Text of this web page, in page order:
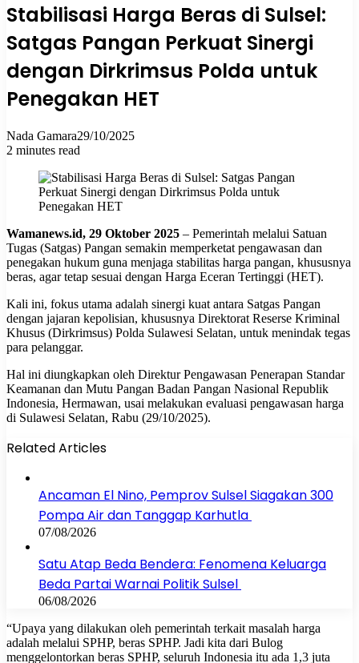
Stabilisasi Harga Beras di Sulsel:
Satgas Pangan Perkuat Sinergi
dengan Dirkrimsus Polda untuk
Penegakan HET
Nada Gamara29/10/2025
2 minutes read
Wamanews.id, 29 Oktober 2025 – Pemerintah melalui Satuan
Tugas (Satgas) Pangan semakin memperketat pengawasan dan
penegakan hukum guna menjaga stabilitas harga pangan, khususnya
beras, agar tetap sesuai dengan Harga Eceran Tertinggi (HET).
Kali ini, fokus utama adalah sinergi kuat antara Satgas Pangan
dengan jajaran kepolisian, khususnya Direktorat Reserse Kriminal
Khusus (Dirkrimsus) Polda Sulawesi Selatan, untuk menindak tegas
para pelanggar.
Hal ini diungkapkan oleh Direktur Pengawasan Penerapan Standar
Keamanan dan Mutu Pangan Badan Pangan Nasional Republik
Indonesia, Hermawan, usai melakukan evaluasi pengawasan harga
di Sulawesi Selatan, Rabu (29/10/2025).
Related Articles
Ancaman El Nino, Pemprov Sulsel Siagakan 300
Pompa Air dan Tanggap Karhutla
07/08/2026
Satu Atap Beda Bendera: Fenomena Keluarga
Beda Partai Warnai Politik Sulsel
06/08/2026
“Upaya yang dilakukan oleh pemerintah terkait masalah harga
adalah melalui SPHP, beras SPHP. Jadi kita dari Bulog
menggelontorkan beras SPHP, seluruh Indonesia itu ada 1,3 juta